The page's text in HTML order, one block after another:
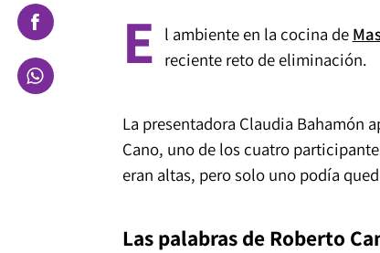
E l ambiente en la cocina de
reciente reto de eliminación.
La presentadora Claudia Bahamón
Cano, uno de los cuatro
eran altas, pero solo uno podía
Las palabras de Roberto